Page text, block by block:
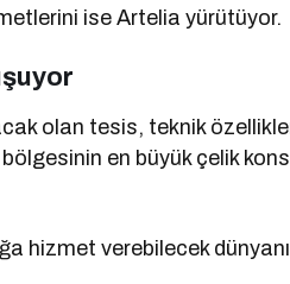
ise Artelia yürütüyor.
olan tesis, teknik
en büyük çelik
hizmet verebilecek